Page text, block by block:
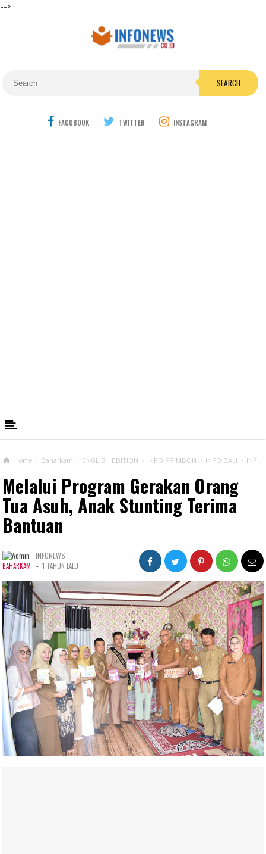
-->
SEARCH
FACOBOOK TWITTER INSTAGRAM
Home › Baharkam › ENGLISH EDITION › INFO PRIMBON › INFO BALI › INFO BEKASI
Melalui Program Gerakan Orang
Tua Asuh, Anak Stunting Terima
Bantuan
INFONEWS
BAHARKAM - 1 TAHUN LALU